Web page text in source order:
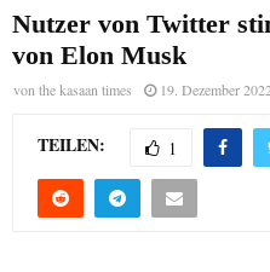
Nutzer von Twitter
von Elon Musk
vonthe kasaan times 19. Dezember
TEILEN: 1